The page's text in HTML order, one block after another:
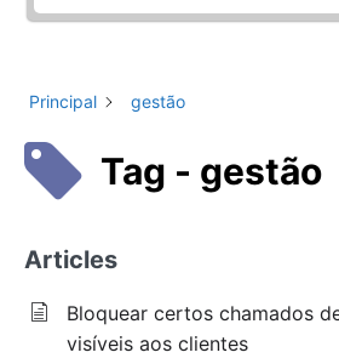
Principal gestão
Tag - gestão
Articles
Bloquear certos chamados
visíveis aos clientes